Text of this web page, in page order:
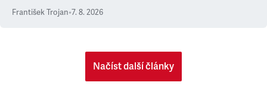
František Trojan•7. 8. 2026
Načíst další články